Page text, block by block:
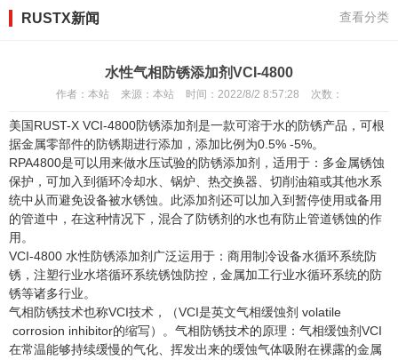
RUSTX新闻 查看分类
水性气相防锈添加剂VCI-4800
作者： 本站 来源： 本站 时间： 2022/8/2 8:57:28 次数：
美国RUST-X VCI-4800防锈添加剂是一款可溶于水的防锈产品，可根
据金属零部件的防锈期进行添加，添加比例为0.5% -5%。
RPA4800是可以用来做水压试验的防锈添加剂，适用于：多金属锈蚀
保护，可加入到循环冷却水、锅炉、热交换器、切削油箱或其他水系
统中从而避免设备被水锈蚀。此添加剂还可以加入到暂停使用或备用
的管道中，在这种情况下，混合了防锈剂的水也有防止管道锈蚀的作
用。
VCI-4800 水性防锈添加剂广泛运用于：商用制冷设备水循环系统防
锈，注塑行业水塔循环系统锈蚀防控，金属加工行业水循环系统的防
锈等诸多行业。
气相防锈技术也称VCI技术，（VCI是英文气相缓蚀剂 volatile
corrosion inhibitor的缩写）。气相防锈技术的原理：气相缓蚀剂VCI
在常温能够持续缓慢的气化、挥发出来的缓蚀气体吸附在裸露的金属